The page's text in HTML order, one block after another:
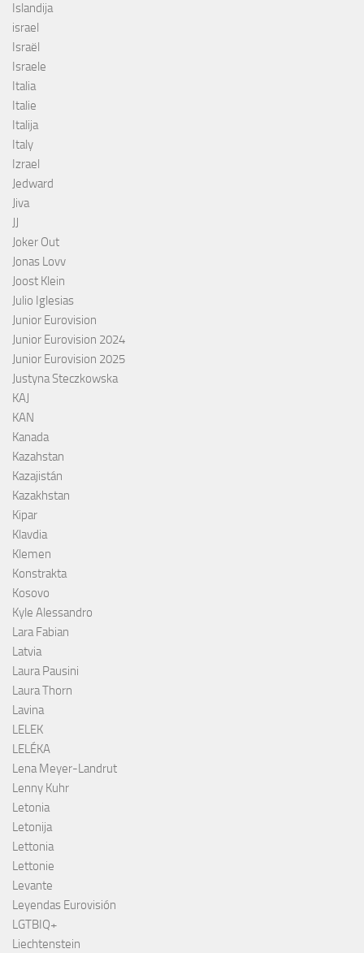
Islandija
israel
Israël
Israele
Italia
Italie
Italija
Italy
Izrael
Jedward
Jiva
Joker Out
Jonas Lovv
Joost Klein
Julio Iglesias
Junior Eurovision
Junior Eurovision 2024
Junior Eurovision 2025
Justyna Steczkowska
KAJ
KAN
Kanada
Kazahstan
Kazajistán
Kazakhstan
Kipar
Klavdia
Klemen
Konstrakta
Kosovo
Kyle Alessandro
Lara Fabian
Latvia
Laura Pausini
Laura Thorn
Lavina
LELEK
LELÉKA
Lena Meyer-Landrut
Lenny Kuhr
Letonia
Letonija
Lettonia
Lettonie
Levante
Leyendas Eurovisión
LGTBIQ+
Liechtenstein